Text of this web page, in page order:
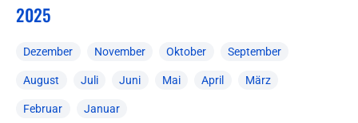
2025
Dezember November Oktober September
August Juli Juni Mai April März
Februar Januar